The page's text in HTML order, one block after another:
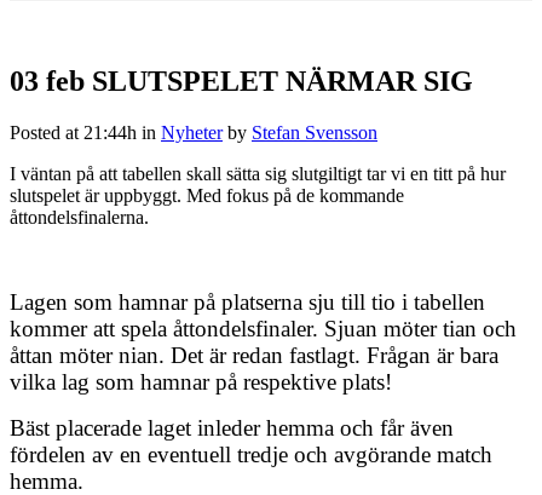
03 feb SLUTSPELET NÄRMAR SIG
Posted at 21:44h in Nyheter by Stefan Svensson
I väntan på att tabellen skall sätta sig slutgiltigt tar vi en titt på hur
slutspelet är uppbyggt. Med fokus på de kommande
åttondelsfinalerna.
Lagen som hamnar på platserna sju till tio i tabellen
kommer att spela åttondelsfinaler. Sjuan möter tian och
åttan möter nian. Det är redan fastlagt. Frågan är bara
vilka lag som hamnar på respektive plats!
Bäst placerade laget inleder hemma och får även
fördelen av en eventuell tredje och avgörande match
hemma.